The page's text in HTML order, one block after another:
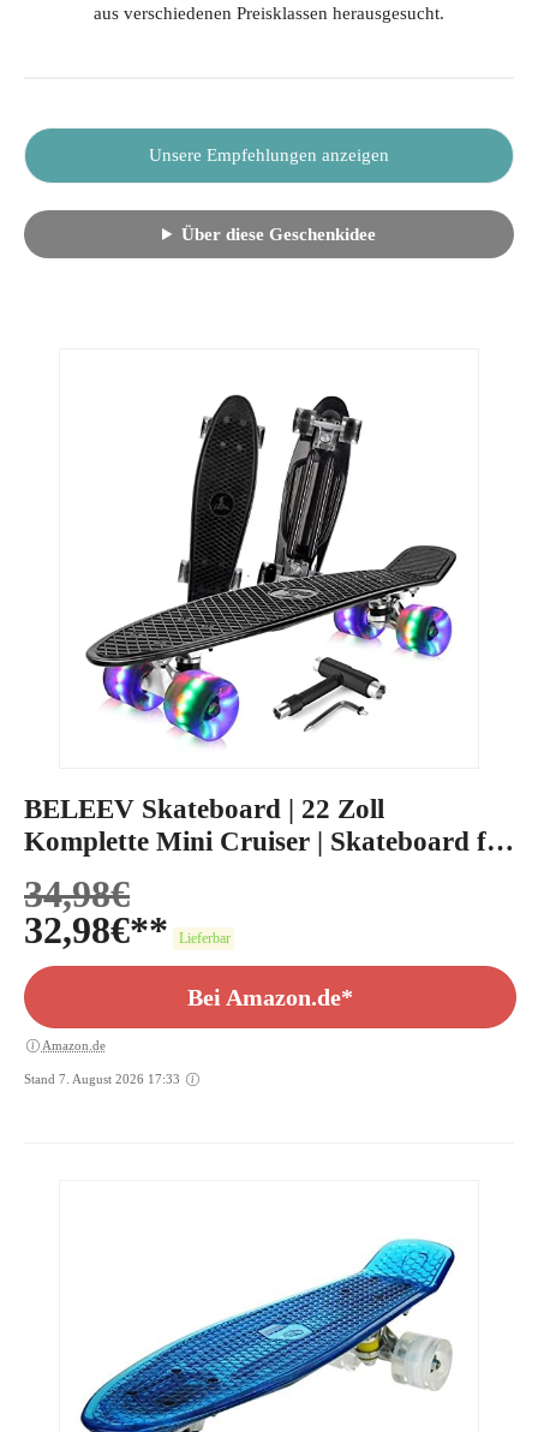
aus verschiedenen Preisklassen herausgesucht.
Unsere Empfehlungen anzeigen
Über diese Geschenkidee
BELEEV Skateboard | 22 Zoll
Komplette Mini Cruiser | Skateboard für
Kinder
34,98€
32,98€ Lieferbar
Bei Amazon.de*
Amazon.de
Stand 7. August 2026 17:33